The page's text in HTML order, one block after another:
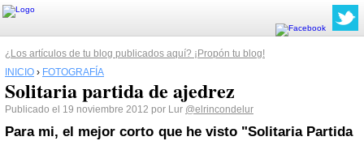
¿Los artículos de tu blog publicados aquí? ¡Propón tu blog!
INICIO › FOTOGRAFÍA
Solitaria partida de ajedrez
Publicado el 19 noviembre 2012 por Lur @elrincondelur
Para mi, el mejor corto que he visto "Solitaria Partida